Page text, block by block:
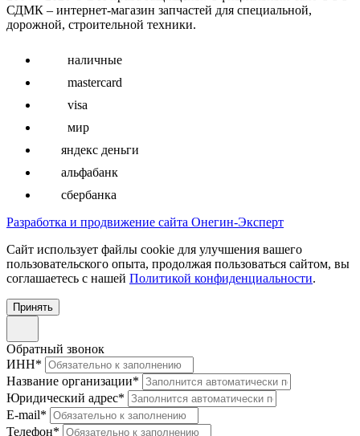
СДМК – интернет-магазин запчастей для специальной,
дорожной, строительной техники.
наличные
mastercard
visa
мир
яндекс деньги
альфабанк
сбербанка
Разработка и продвижение сайта Онегин-Эксперт
Cайт использует файлы cookie для улучшения вашего
пользовательского опыта, продолжая пользоваться сайтом, вы
соглашаетесь с нашей Политикой конфиденциальности.
Принять
Обратный звонок
ИНН*
Название организации*
Юридический адрес*
E-mail*
Телефон*